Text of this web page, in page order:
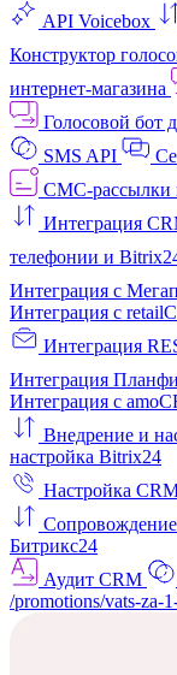
API Voicebox
Конструктор
интернет‑магазина
Голосовой бот
SMS API
СМС-рассылки
Интеграция
телефонии и
Интеграция с
Интеграция с
Интеграция
Интеграция
Интеграция с
Внедрение и
настройка Bitrix24
Настройка
Битрикс24
Аудит CRM
/promotions/vats-za-